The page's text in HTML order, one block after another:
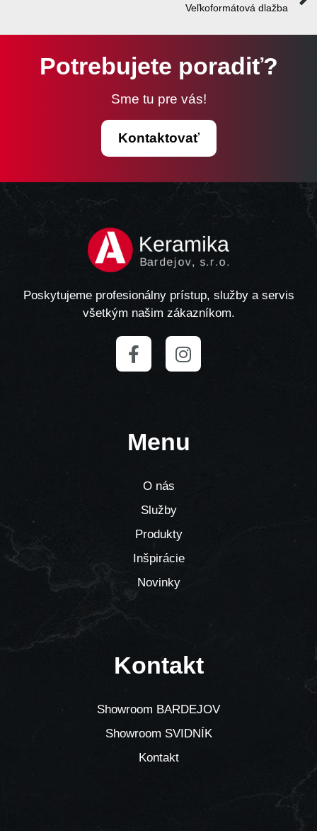
Veľkoformátová dlažba
Potrebujete poradiť?
Sme tu pre vás!
Kontaktovať
Poskytujeme profesionálny prístup, služby a servis
všetkým našim zákazníkom.
Menu
O nás
Služby
Produkty
Inšpirácie
Novinky
Kontakt
Showroom BARDEJOV
Showroom SVIDNÍK
Kontakt